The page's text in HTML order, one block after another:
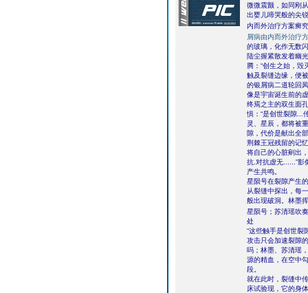
微微震颤，如同刚
出婴儿啼哭般的尖
内而外治疗方案癣
屑病由内而外治疗
的玻璃，化作无数
陆尘握紧散发着幽
腾：“创生之始，
触及裂缝边缘，便
的银屑病二道轮回
像是宇宙诞生前的
终焉之主的双生面
惧：“是创世裂隙...
灵、星辰，都将被
隙，代价是献出全
荆棘王冠残留的记
将自己的心脏剜出
抗.对抗虚无......”影
产生共鸣。
星陨号在裂隙产生
从裂缝中探出，每
般出现破洞。林墨
星陨号；苏清瑶吹
处
“这些触手是创世裂
攻击只会加速裂隙
吗；林墨、苏清瑶
源的精血，在空中
段。
就在此时，裂缝中
床试验现，它的身